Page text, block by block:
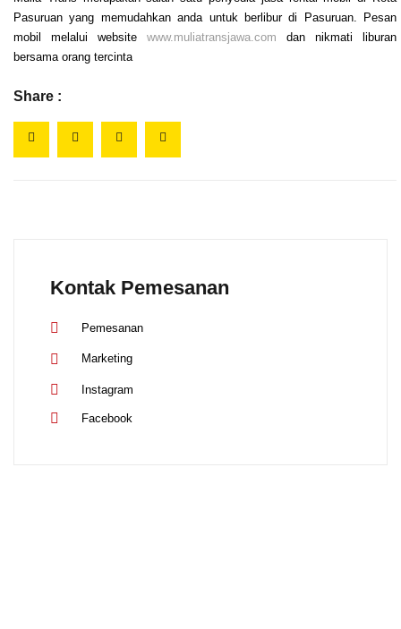
Kontak Pemesanan
Pemesanan
Marketing
Instagram
Facebook
Pasuruan yang memudahkan anda untuk berlibur di Pasuruan. Pesan
mobil melalui website www.muliatransjawa.com dan nikmati liburan
bersama orang tercinta
Share :